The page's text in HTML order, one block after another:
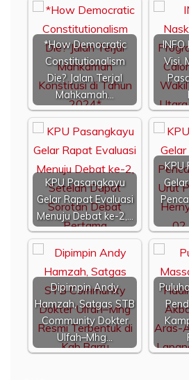
*How Democratic
Constitutionalism
Die? Jalan Terjal
Mahkamah…
INFO
Visi,
KPU Pasangkayu
Gelar Rapat Evaluasi
Menuju Debat ke-2,…
KPU
Dipimpin Andy
Hamzah, Satgas STB
Community Dokter
Ulfah–Mhg…